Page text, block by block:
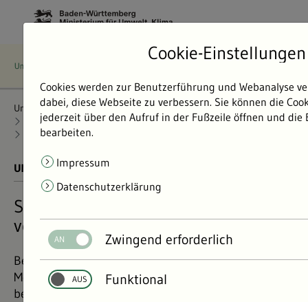
Umweltdaten
Bericht: Umweltdaten 2024
Überwachung und Warndienste
Störfallvorsorge
Störfallvorsorge soll Unfälle vermeiden
UMWELTDATEN BERICHT 2024
Störfallvorsorge soll schwere Unfälle
vermeiden
Betriebe in Baden-Württemberg, die mit großen
Mengen gefährlicher Chemikalien umgehen,
besitzen dadurch ein besonderes
Cookie-Einstellungen
Cookies werden zur Benutzerführung und Webanalyse
dabei, diese Webseite zu verbessern. Sie können die
jederzeit über den Aufruf in der Fußzeile öffnen und die
bearbeiten.
Impressum
Datenschutzerklärung
Zwingend erforderlich
Funktional